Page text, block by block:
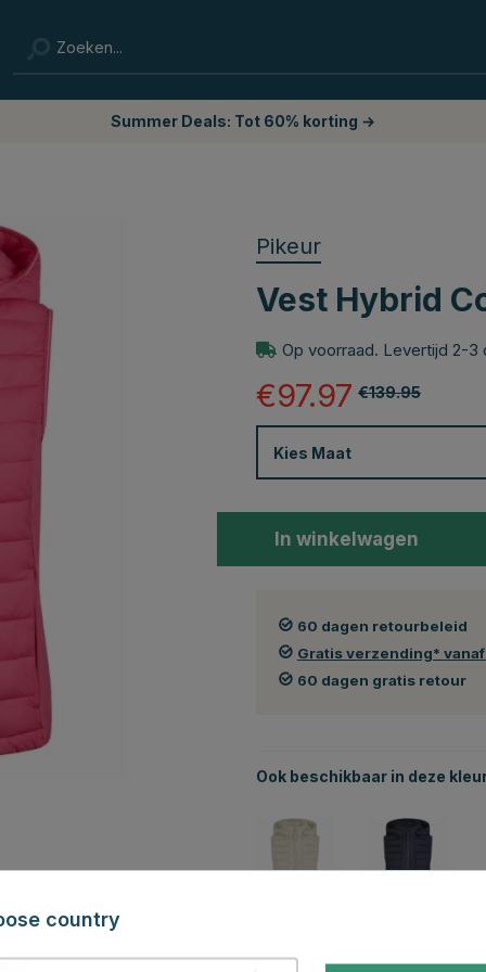
Summer Deals: Tot 60% korting →
Pikeur
Vest Hybrid
Op voorraad. Levertijd 2-3
€139.95
€97.97
Kies Maat
In winkelwagen
60 dagen retourbeleid
Gratis verzending*
60 dagen gratis retour
Ook beschikbaar in deze
country